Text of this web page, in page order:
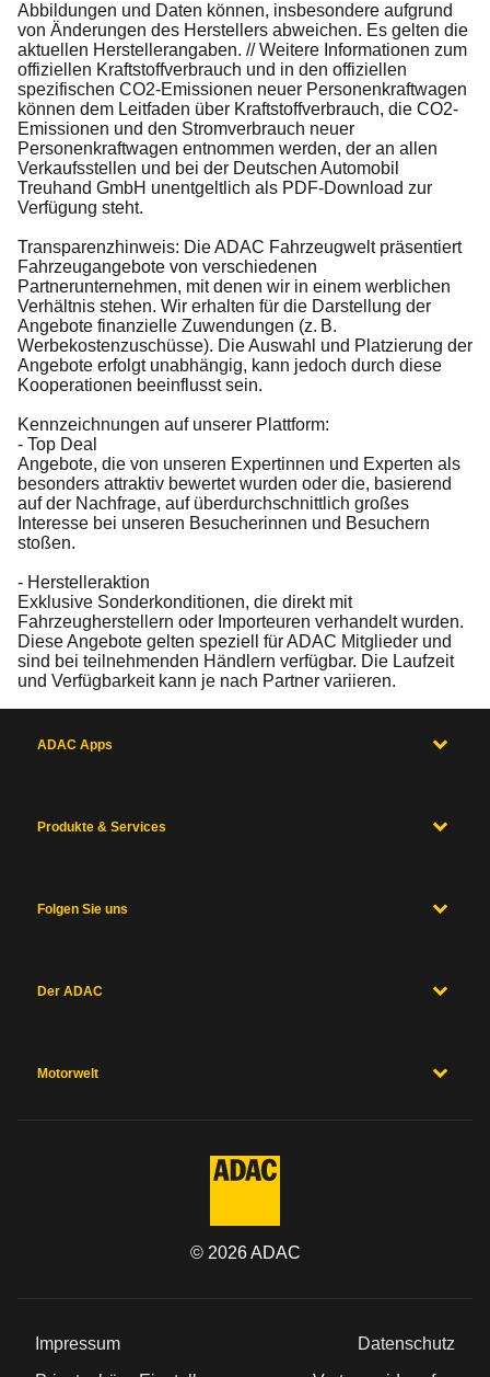
Abbildungen und Daten können, insbesondere aufgrund
von Änderungen des Herstellers abweichen. Es gelten die
aktuellen Herstellerangaben. // Weitere Informationen zum
offiziellen Kraftstoffverbrauch und in den offiziellen
spezifischen CO2-Emissionen neuer Personenkraftwagen
können dem Leitfaden über Kraftstoffverbrauch, die CO2-
Emissionen und den Stromverbrauch neuer
Personenkraftwagen entnommen werden, der an allen
Verkaufsstellen und bei der Deutschen Automobil
Treuhand GmbH unentgeltlich als PDF-Download zur
Verfügung steht.
Transparenzhinweis: Die ADAC Fahrzeugwelt präsentiert
Fahrzeugangebote von verschiedenen
Partnerunternehmen, mit denen wir in einem werblichen
Verhältnis stehen. Wir erhalten für die Darstellung der
Angebote finanzielle Zuwendungen (z. B.
Werbekostenzuschüsse). Die Auswahl und Platzierung der
Angebote erfolgt unabhängig, kann jedoch durch diese
Kooperationen beeinflusst sein.
Kennzeichnungen auf unserer Plattform:
- Top Deal
Angebote, die von unseren Expertinnen und Experten als
besonders attraktiv bewertet wurden oder die, basierend
auf der Nachfrage, auf überdurchschnittlich großes
Interesse bei unseren Besucherinnen und Besuchern
stoßen.
- Herstelleraktion
Exklusive Sonderkonditionen, die direkt mit
Fahrzeugherstellern oder Importeuren verhandelt wurden.
Diese Angebote gelten speziell für ADAC Mitglieder und
sind bei teilnehmenden Händlern verfügbar. Die Laufzeit
und Verfügbarkeit kann je nach Partner variieren.
ADAC Apps
Produkte & Services
Folgen Sie uns
Der ADAC
Motorwelt
© 2026ADAC
Impressum
Datenschutz